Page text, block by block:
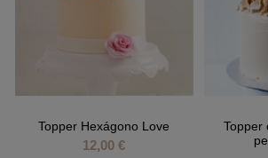
Topper Hexágono Love
12,00 €
Topper